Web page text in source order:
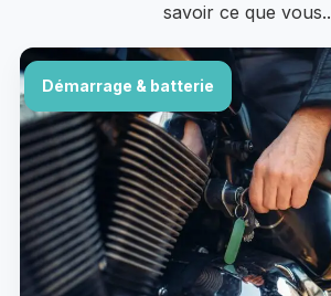
savoir ce que vous..
Démarrage & batterie